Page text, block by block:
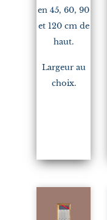
en 45, 60, 90
et 120 cm de
haut.
Largeur au
choix.